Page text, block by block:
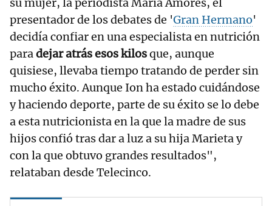
su mujer, la periodista María Amores, el
presentador de los debates de 'Gran Hermano'
decidía confiar en una especialista en nutrición
paradejar atrás esos kilosque, aunque
quisiese, llevaba tiempo tratando de perder sin
mucho éxito. Aunque Ion ha estado cuidándose
y haciendo deporte, parte de su éxito se lo debe
a esta nutricionista en la que la madre de sus
hijos confió tras dar a luz a su hija Marieta y
con la que obtuvo grandes resultados",
relataban desde Telecinco.